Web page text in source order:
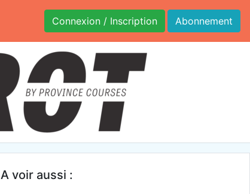
Connexion / Inscription Abonnement
A voir aussi :